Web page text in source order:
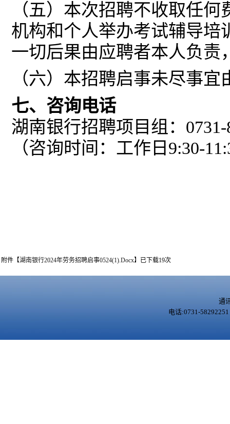
（五）本次招聘不收取任
机构和个人举办考试辅导培
一切后果由应聘者本人负责
（六） 本招聘启事未尽事宜
七、咨询电话
湖南银行招聘项目组：
（咨询时间： 工作日 9:30-
附件【湖南银行2024年劳务招聘启事0524(1).docx】已下载19次
通
电话:0731-